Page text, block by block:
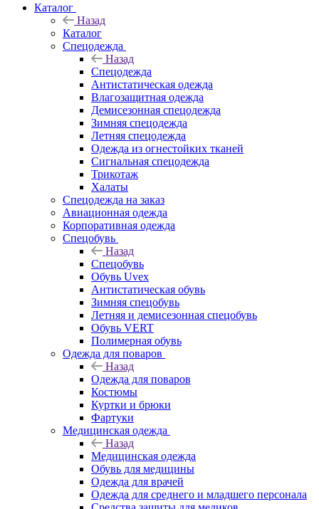
Каталог
Назад
Каталог
Спецодежда
Назад
Спецодежда
Антистатическая одежда
Влагозащитная одежда
Демисезонная спецодежда
Зимняя спецодежда
Летняя спецодежда
Одежда из огнестойких тканей
Сигнальная спецодежда
Трикотаж
Халаты
Спецодежда на заказ
Авиационная одежда
Корпоративная одежда
Спецобувь
Назад
Спецобувь
Обувь Uvex
Антистатическая обувь
Зимняя спецобувь
Летняя и демисезонная спецобувь
Обувь VERT
Полимерная обувь
Одежда для поваров
Назад
Одежда для поваров
Костюмы
Куртки и брюки
Фартуки
Медицинская одежда
Назад
Медицинская одежда
Обувь для медицины
Одежда для врачей
Одежда для среднего и младшего персонала